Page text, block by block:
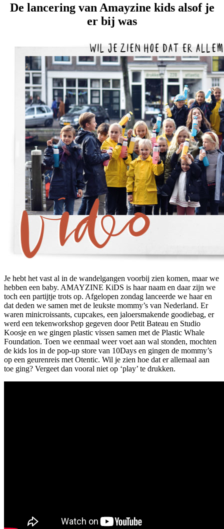
De lancering van Amayzine kids alsof je
er bij was
Je hebt het vast al in de wandelgangen voorbij zien komen, maar we
hebben een baby. AMAYZINE KiDS is haar naam en daar zijn we
toch een partijtje trots op. Afgelopen zondag lanceerde we haar en
dat deden we samen met de leukste mommy’s van Nederland. Er
waren minicroissants, cupcakes, een jaloersmakende goodiebag, er
werd een tekenworkshop gegeven door Petit Bateau en Studio
Koosje en we gingen plastic vissen samen met de Plastic Whale
Foundation. Toen we eenmaal weer voet aan wal stonden, mochten
de kids los in de pop-up store van 10Days en gingen de mommy’s
op een geurenreis met Otentic. Wil je zien hoe dat er allemaal aan
toe ging? Vergeet dan vooral niet op ‘play’ te drukken.